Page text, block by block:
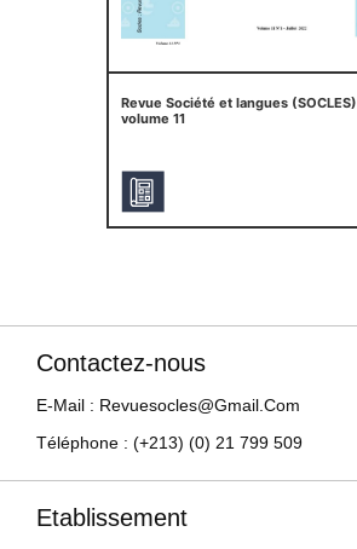
Revue Société et langues (SOCLES)
volume 11
Contactez-nous
E-Mail : Revuesocles@gmail.com
Téléphone : (+213) (0) 21 799 509
Etablissement